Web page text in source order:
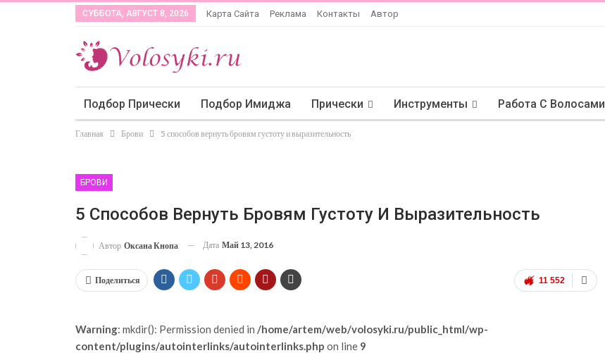
СУББОТА, АВГУСТ 8, 2026 Карта Сайта Реклама Контакты Автор
Подбор Прически Подбор Имиджа Прически Инструменты Работа С Волосами
Главная Брови 5 способов вернуть бровям густоту и выразительность
БРОВИ
5 Способов Вернуть Бровям Густоту И Выразительность
Автор Оксана Кнопа Дата Май 13, 2016
11 552
Поделиться
Warning: mkdir(): Permission denied in /home/artem/web/volosyki.ru/public_html/wp-
content/plugins/autointerlinks/autointerlinks.php on line 9